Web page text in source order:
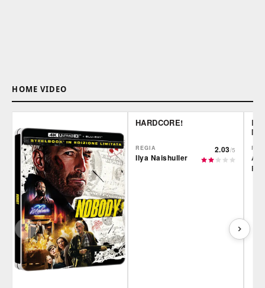
HOME VIDEO
HARDCORE!
REGIA
Ilya Naishuller
2.03/5
LE